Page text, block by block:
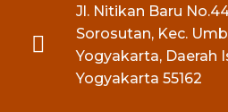
Jl. Nitikan Baru
Sorosutan, Kec.
Yogyakarta, Daerah
Yogyakarta 55162